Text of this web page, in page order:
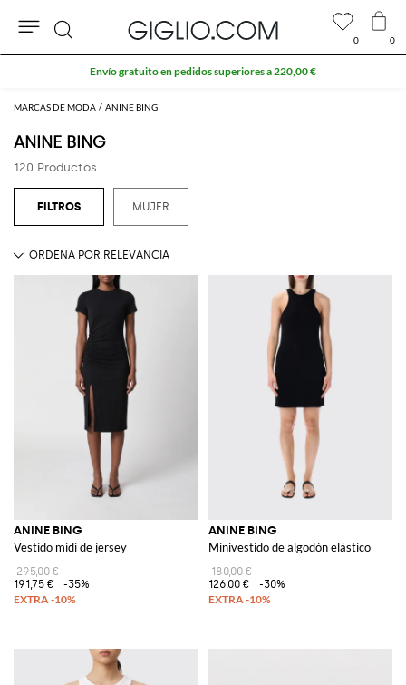
MARCAS DE MODA ANINE BING
ANINE BING
120 Productos
MUJER
ANINE BING
Vestido midi de jersey
295,00 €
191,75 €
-35%
ANINE BING
Minivestido de algodón elástico
180,00 €
126,00 €
-30%
0 0
Buscar
10 % extra en REBAJAS